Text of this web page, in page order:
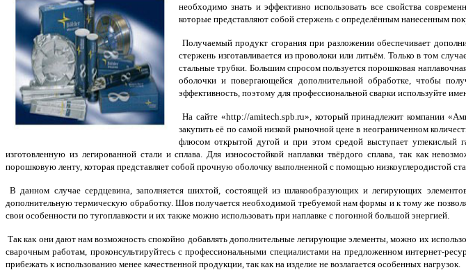
необходимо знать и эффективно использовать все свойства
которые представляют собой стержень с определённым нанесенным
Получаемый продукт сгорания при разложении обеспечивает
стержень изготавливается из проволоки или литьём. Только в том
стальные трубки. Большим спросом пользуется порошковая
оболочки и повергающейся дополнительной обработке, чтобы
эффективность, поэтому для профессиональной сварки используйте
На сайте «http://amitech.spb.ru», который принадлежит компании
закупить её по самой низкой рыночной цене в неограниченном
флюсом открытой дугой и при этом средой выступает углекислый
изготовленную из легированной стали и сплава. Для износостойкой наплавки твёрдого сплава, так как
порошковую ленту, которая представляет собой прочную оболочку выполненной с помощью низкоуглеродистой
В данном случае сердцевина, заполняется шихтой, состоящей из шлакообразующих и легирующих
дополнительную термическую обработку. Шов получается необходимой требуемой нам формы и к тому же
свои особенности по тугоплавкости и их также можно использовать при наплавке с погонной большой энергией.
Так как они дают нам возможность спокойно добавлять дополнительные легирующие элементы, можно их
сварочным работам, проконсультируйтесь с профессиональными специалистами на предложенном интернет-
прибежать к использованию менее качественной продукции, так как на изделие не возлагается особенных нагрузок.